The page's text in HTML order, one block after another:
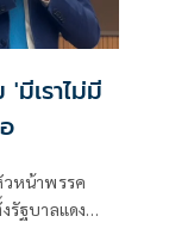
เราไม่มี
วหน้าพรรค
รัฐบาลแดง